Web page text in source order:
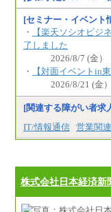
[セミナー・イベント
・
【楽天ソシオビ
了しました
2026/8/7 (金）
・
【対面イベントin
2026/8/21 (金）
[関連する障がい者求
IT/情報通信 営業関連
株式会社日本経済新